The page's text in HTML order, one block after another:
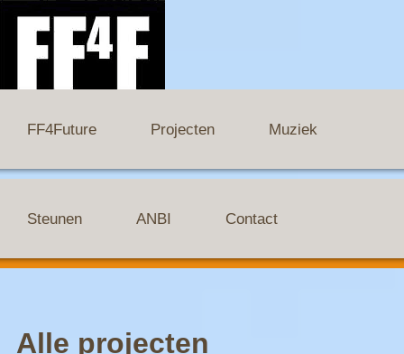
FF4Future Projecten Muziek
Steunen ANBI Contact
Alle projecten